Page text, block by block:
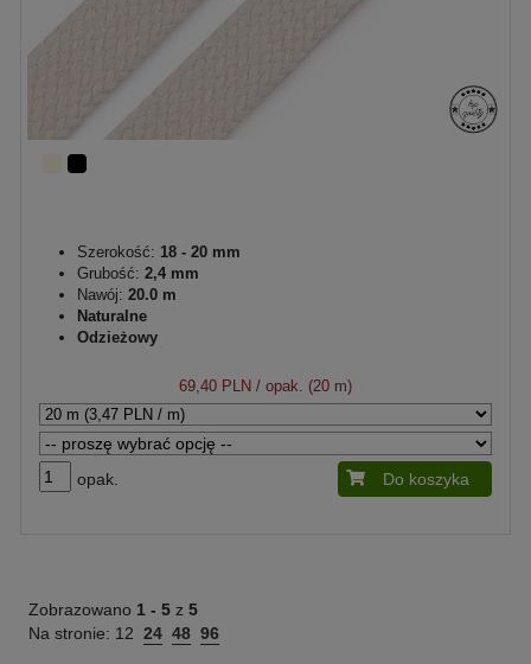
Szerokość: 18 - 20 mm
Grubość: 2,4 mm
Nawój: 20.0 m
Naturalne
Odzieżowy
69,40 PLN / opak. (20 m)
opak. Do koszyka
Zobrazowano 1 - 5 z 5
Na stronie: 12 24 48 96